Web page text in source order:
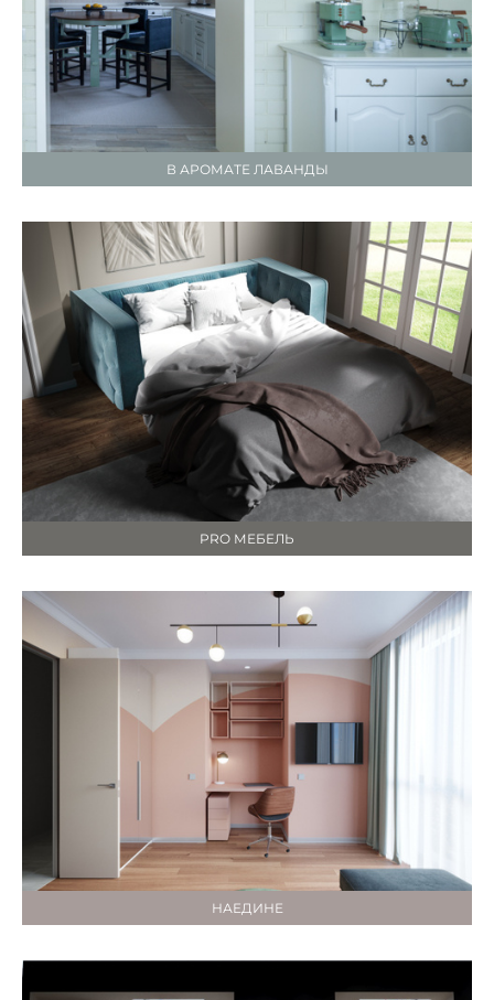
В АРОМАТЕ ЛАВАНДЫ
PRO МЕБЕЛЬ
НАЕДИНЕ